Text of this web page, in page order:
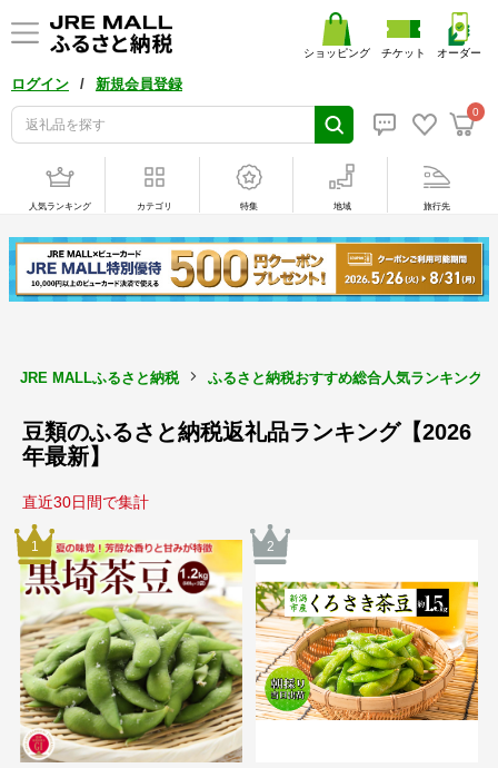
ログイン / 新規会員登録
0
ショッピング チケット オーダー
人気ランキング カテゴリ 特集 地域 旅行先
JRE MALLふるさと納税 ふるさと納税おすすめ総合人気ランキング
豆類のふるさと納税返礼品ランキング【2026
年最新】
直近30日間で集計
1 2